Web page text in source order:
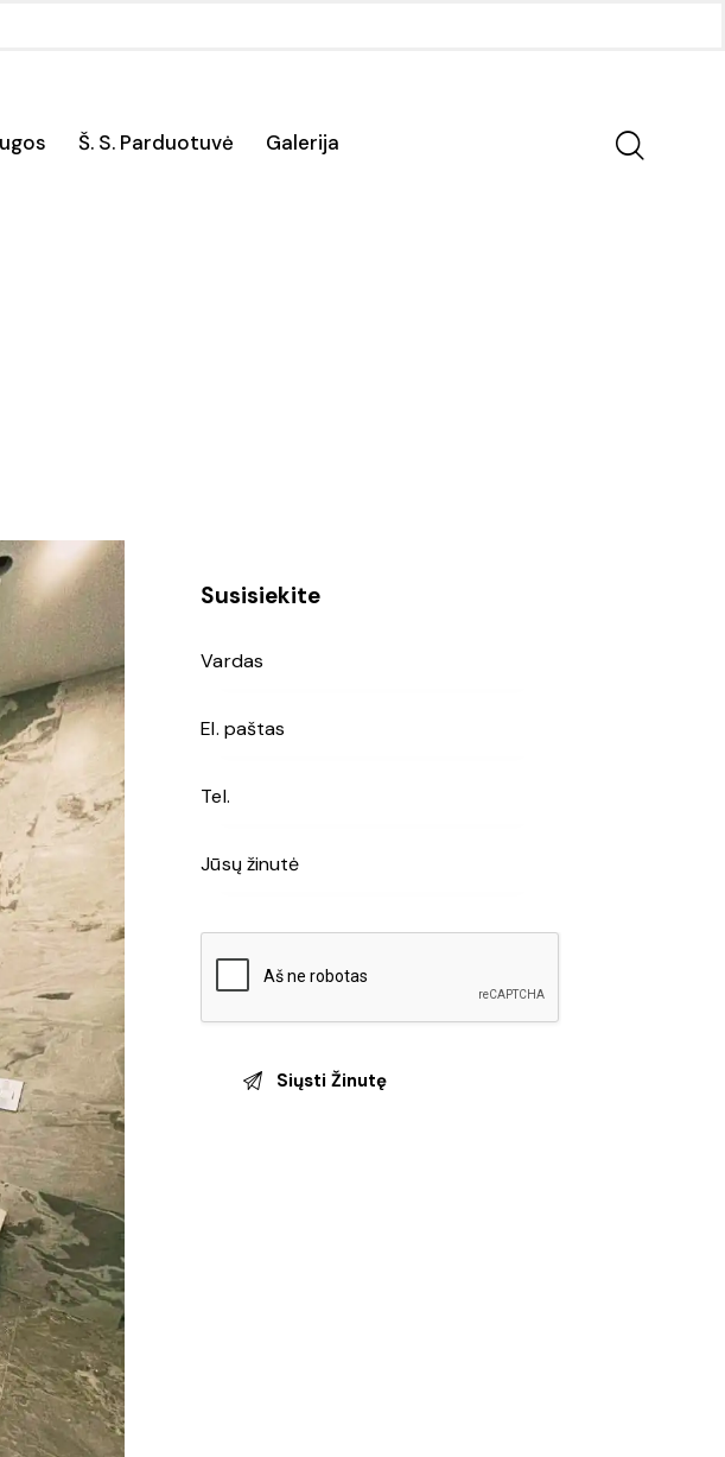
Š. S. Parduotuvė Galerija
Susisiekite